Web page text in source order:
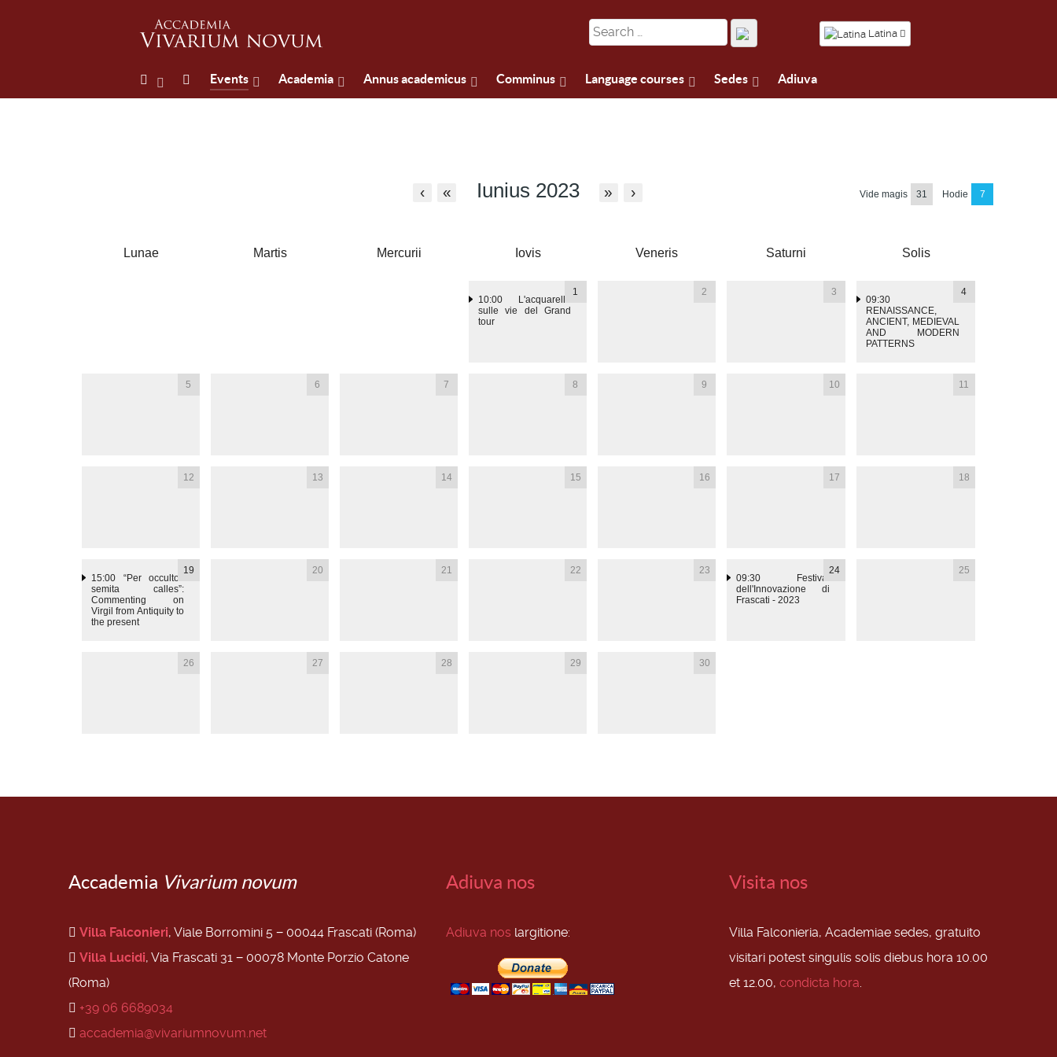
Latina
Events Academia Annus academicus Comminus Language courses Sedes Adiuva
‹ « Iunius 2023 » › Vide magis 31 Hodie 7
Lunae Martis Mercurii Iovis Veneris Saturni Solis
1
10:00
L'acquarello
sulle vie del Grand
tour
2 3 4
09:30
RENAISSANCE,
ANCIENT, MEDIEVAL
AND MODERN
PATTERNS
5 6 7 8 9 10 11
12 13 14 15 16 17 18
19
15:00
“Per occultos
semita calles”:
Commenting on
Virgil from Antiquity to
the present
20 21 22 23 24
09:30
Festival
dell'Innovazione di
Frascati - 2023
25
26 27 28 29 30
Accademia Vivarium novum
Villa Falconieri, Viale Borromini 5 − 00044 Frascati (Roma)
Villa Lucidi, Via Frascati 31 − 00078 Monte Porzio Catone
(Roma)
+39 06 6689034
accademia@vivariumnovum.net
Adiuva nos
Adiuva nos largitione:
Visita nos
Villa Falconieria, Academiae sedes, gratuito
visitari potest singulis solis diebus hora 10.00
et 12.00, condicta hora.